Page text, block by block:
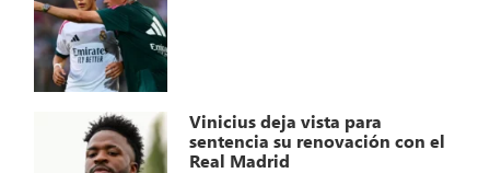
Vinicius deja vista para
sentencia su renovación con el
Real Madrid